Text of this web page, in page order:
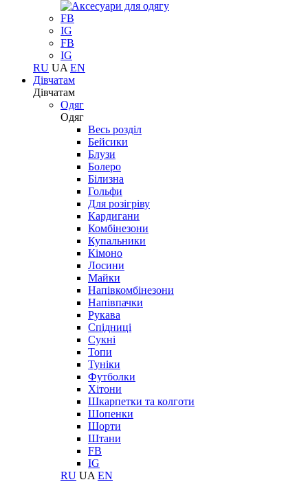
FB
IG
FB
IG
RU UA EN
Дівчатам
Дівчатам
Одяг
Одяг
Весь розділ
Бейсики
Блузи
Болеро
Білизна
Гольфи
Для розігріву
Кардигани
Комбінезони
Купальники
Кімоно
Лосини
Майки
Напівкомбінезони
Напівпачки
Рукава
Спідниці
Сукні
Топи
Туніки
Футболки
Хітони
Шкарпетки та колготи
Шопенки
Шорти
Штани
FB
IG
RU UA EN